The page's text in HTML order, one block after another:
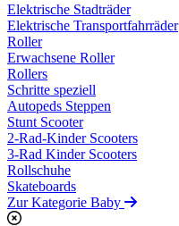
Elektrische Stadträder
Elektrische Transportfahrräder
Roller
Erwachsene Roller
Rollers
Schritte speziell
Autopeds Steppen
Stunt Scooter
2-Rad-Kinder Scooters
3-Rad Kinder Scooters
Rollschuhe
Skateboards
Zur Kategorie Baby